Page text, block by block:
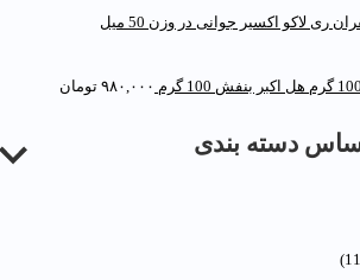
لاکو اکسیر جوانی در وزن 50 میل
هل اکبر بنفش 100 گرم ۹۸۰,۰۰۰ تومان
دسته بندی